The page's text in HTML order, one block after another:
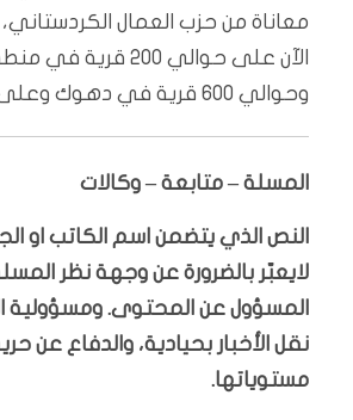
معاناة من حزب العمال
الآن على حوالي 200
وحوالي 600 قرية في دهوك وعلى الحدود”.
المسلة – متابعة – وكالات
النص الذي يتضمن اسم الكاتب او
لايعبّر بالضرورة عن وجهة نظر
المسؤول عن المحتوى.
نقل الأخبار بحيادية، والدفاع عن
مستوياتها.